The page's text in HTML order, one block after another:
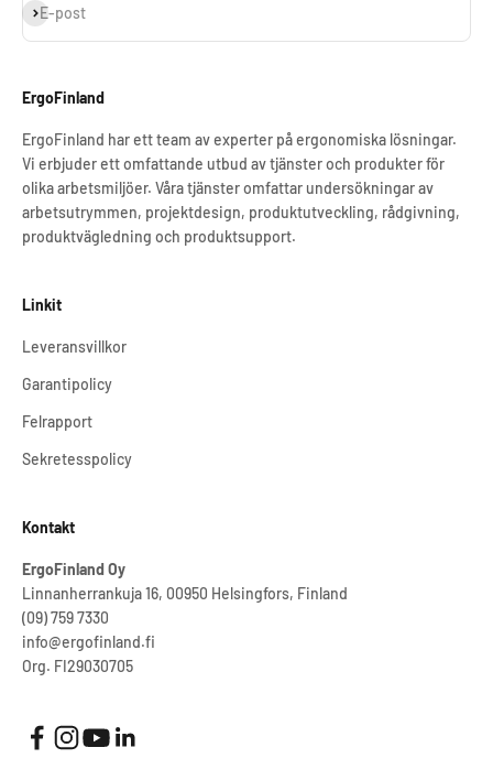
E-post
Prenumerera
ErgoFinland
ErgoFinland har ett team av experter på ergonomiska lösningar.
Vi erbjuder ett omfattande utbud av tjänster och produkter för
olika arbetsmiljöer. Våra tjänster omfattar undersökningar av
arbetsutrymmen, projektdesign, produktutveckling, rådgivning,
produktvägledning och produktsupport.
Linkit
Leveransvillkor
Garantipolicy
Felrapport
Sekretesspolicy
Kontakt
ErgoFinland Oy
Linnanherrankuja 16, 00950 Helsingfors, Finland
(09) 759 7330
info@ergofinland.fi
Org. FI29030705